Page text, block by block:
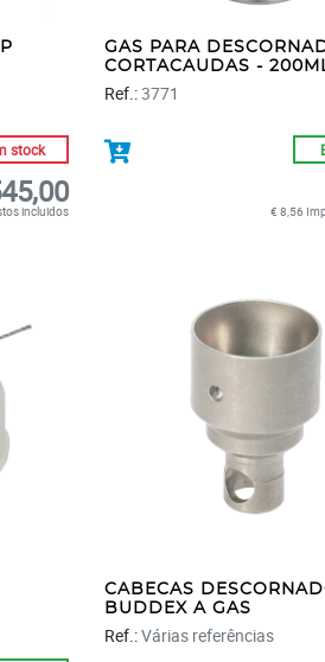
stock
incluidos
GAS PARA
CORTACAUDAS -
Ref.:3771
€ 8,56
CABECAS
BUDDEX A GAS
Ref.:Várias referências